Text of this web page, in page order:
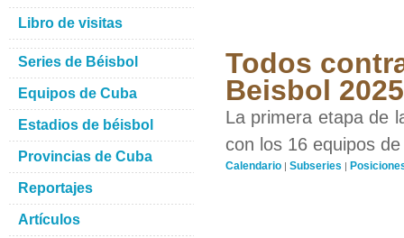
Todos
Beisbol
La primera etapa de
con los 16 equipos
Calendario | Subseries |
Libro de visitas
Series de Béisbol
Equipos de Cuba
Estadios de béisbol
Provincias de Cuba
Reportajes
Artículos